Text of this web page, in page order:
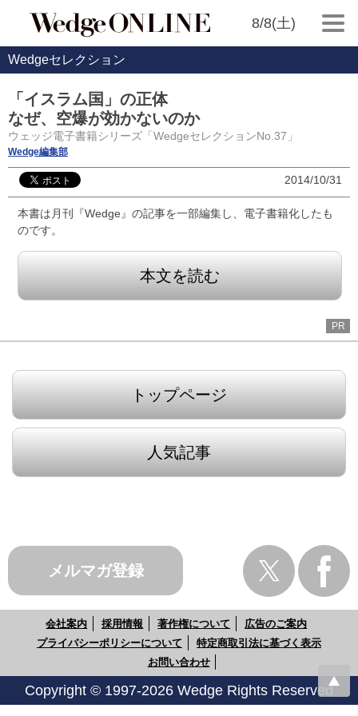
8/8(土)
Wedgeセレクション
「イスラム国」の正体
なぜ、空爆が効かないのか
ウェッジ電子書籍シリーズ「WedgeセレクションNo.37」
Wedge編集部
2014/10/31
本書は月刊『Wedge』の記事を一部編集し、電子書籍化したも
のです。
本文を読む
PR
トップページ
人気記事
メルマガ登録
会社案内 採用情報 著作権について
広告のご案内
プライバシーポリシーについて
特定商取引法に基づく表示
お問い合わせ
Copyright © 1997-2026 Wedge Rights Reserved